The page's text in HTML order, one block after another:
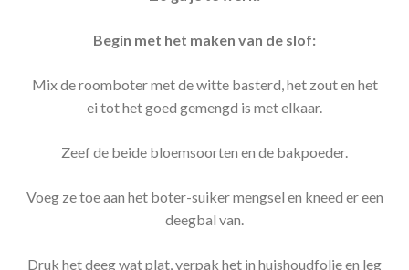
Begin met het maken van de slof:
Mix de roomboter met de witte basterd, het zout en het
ei tot het goed gemengd is met elkaar.
Zeef de beide bloemsoorten en de bakpoeder.
Voeg ze toe aan het boter-suiker mengsel en kneed er een
deegbal van.
Druk het deeg wat plat, verpak het in huishoudfolie en leg